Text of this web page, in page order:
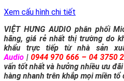
Xem cấu hình chi tiết
VIỆT HƯNG AUDIO phân phối
hãng, giá rẻ nhất thị trường do
khẩu trực tiếp từ nhà sản
Audio |0944 970 666 – 04 3750
vấn tốt nhất và hưởng nhiều ưu
hàng nhanh trên khắp mọi miền